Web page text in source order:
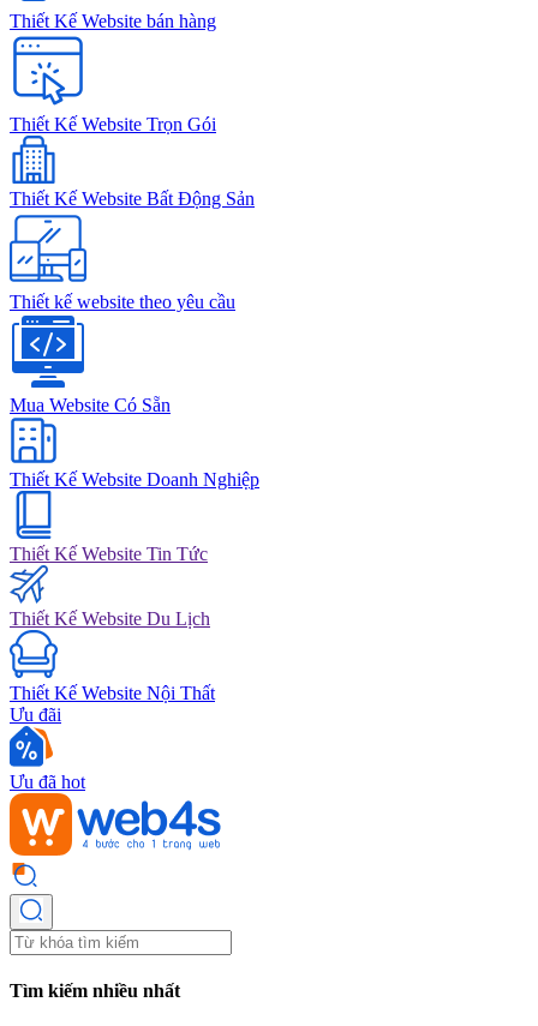
Thiết Kế Website bán hàng
Thiết Kế Website Trọn Gói
Thiết Kế Website Bất Động Sản
Thiết kế website theo yêu cầu
Mua Website Có Sẵn
Thiết Kế Website Doanh Nghiệp
Thiết Kế Website Tin Tức
Thiết Kế Website Du Lịch
Thiết Kế Website Nội Thất
Ưu đãi
Ưu đã hot
Tìm kiếm nhiều nhất